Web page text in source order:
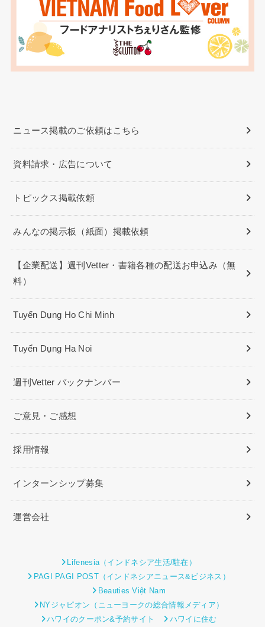
ニュース掲載のご依頼はこちら
資料請求・広告について
トピックス掲載依頼
みんなの掲示板（紙面）掲載依頼
【企業配送】週刊Vetter・書籍各種の配送お申込み（無
料）
Tuyển Dụng Ho Chi Minh
Tuyển Dụng Ha Noi
週刊Vetter バックナンバー
ご意見・ご感想
採用情報
インターンシップ募集
運営会社
Lifenesia（インドネシア生活/駐在）
PAGI PAGI POST（インドネシアニュース&ビジネス）
Beauties Việt Nam
NYジャピオン（ニューヨークの総合情報メディア）
ハワイのクーポン&予約サイト
ハワイに住む